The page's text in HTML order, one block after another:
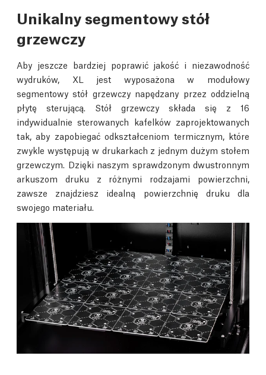
Unikalny segmentowy stół
grzewczy
Aby jeszcze bardziej poprawić jakość i niezawodność
wydruków, XL jest wyposażona w modułowy
segmentowy stół grzewczy napędzany przez oddzielną
płytę sterującą. Stół grzewczy składa się z 16
indywidualnie sterowanych kafelków zaprojektowanych
tak, aby zapobiegać odkształceniom termicznym, które
zwykle występują w drukarkach z jednym dużym stołem
grzewczym. Dzięki naszym sprawdzonym dwustronnym
arkuszom druku z różnymi rodzajami powierzchni,
zawsze znajdziesz idealną powierzchnię druku dla
swojego materiału.